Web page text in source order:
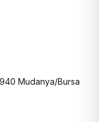
Mudanya/Bursa